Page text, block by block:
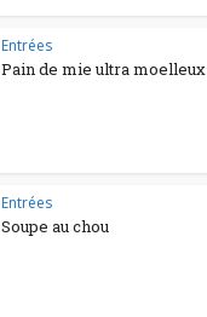
Entrées
Pain de mie ultra moelleux
Entrées
Soupe au chou